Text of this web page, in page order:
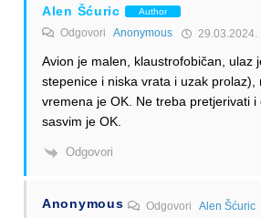
Alen Šćuric Author
Odgovori Anonymous 29.03.2024.
Avion je malen, klaustrofobičan, ulaz
stepenice i niska vrata i uzak prolaz),
vremena je OK. Ne treba pretjerivati i
sasvim je OK.
Odgovori
Anonymous OdgovoriAlen Šćuric